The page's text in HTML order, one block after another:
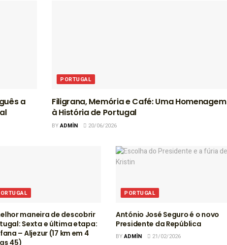
a
PORTUGAL
Filigrana, Memória e Café: Uma Homenagem
à História de Portugal
BYADMIN 20/06/2026
maneira de descobrir
Sexta e última etapa:
– Aljezur (17 km em 4
45)
PORTUGAL
António José Seguro é o novo
Presidente da República
BYADMIN 21/02/2026